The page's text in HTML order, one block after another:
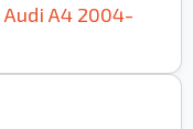
Audi A4 2004-